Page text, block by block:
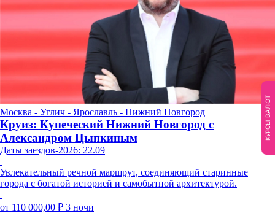
Москва - Углич - Ярославль - Нижний Новгород
Круиз: Купеческий Нижний Новгород с
Александром Цыпкиным
Даты заездов-2026: 22.09
Увлекательный речной маршрут, соединяющий старинные
города с богатой историей и самобытной архитектурой.
от 110 000,00 ₽ 3 ночи
КУРСЫ ВАЛЮТ